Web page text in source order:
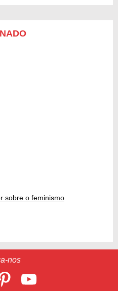
sobre o feminismo
nos